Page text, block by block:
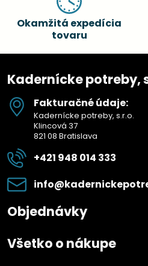
Okamžitá expedícia
tovaru
Kadernícke potreby,
Fakturačné údaje:
Kadernícke potreby, s.r.o.
Klincová 37
821 08 Bratislava
+421 948 014 333
Objednávky
Všetko o nákupe